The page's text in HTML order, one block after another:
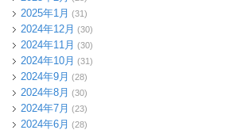
2025年1月 (31)
2024年12月 (30)
2024年11月 (30)
2024年10月 (31)
2024年9月 (28)
2024年8月 (30)
2024年7月 (23)
2024年6月 (28)